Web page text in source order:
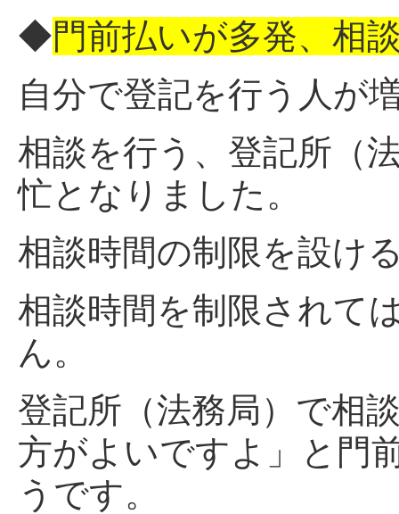
◆門前払いが多発、相
自分で登記を行う人が
相談を行う、登記所（
忙となりました。
相談時間の制限を設け
相談時間を制限されて
ん。
登記所（法務局）で相
方がよいですよ」と門
うです。